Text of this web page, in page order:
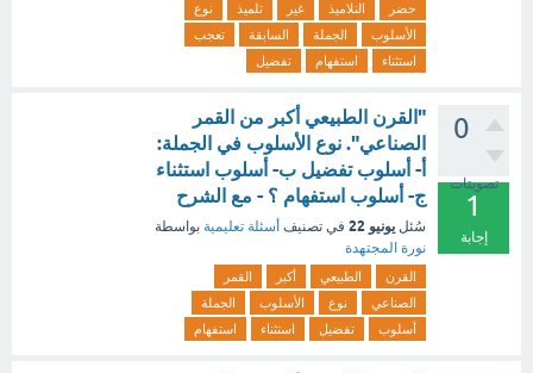
حضر التلاميذ غير تلميذ
نوع
الأسلوب
الجملة السابقة
تعجب
استثناء
استفهام تفضيل
0
تصويتات
1
إجابة
"القرن الطبيعي أكبر من القمر
الصناعي". نوع الأسلوب في الجملة:
أ- أسلوب تفضيل ب- أسلوب استثناء
ج- أسلوب استفهام ؟ - مع الشرح
سُئل يونيو 22 في تصنيف أسئلة تعليمية بواسطة
نورة المجتهدة
القرن الطبيعي أكبر
القمر
الصناعي
نوع الأسلوب
الجملة
أسلوب
تفضيل استثناء استفهام